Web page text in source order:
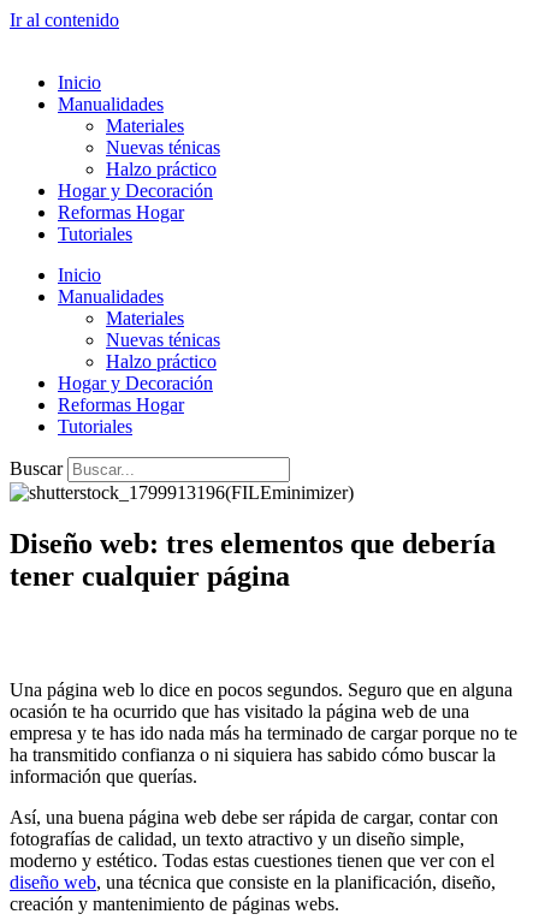
Ir al contenido
Inicio
Manualidades
Materiales
Nuevas ténicas
Halzo práctico
Hogar y Decoración
Reformas Hogar
Tutoriales
Inicio
Manualidades
Materiales
Nuevas ténicas
Halzo práctico
Hogar y Decoración
Reformas Hogar
Tutoriales
Buscar
Diseño web: tres elementos que debería
tener cualquier página
Una página web lo dice en pocos segundos. Seguro que en alguna
ocasión te ha ocurrido que has visitado la página web de una
empresa y te has ido nada más ha terminado de cargar porque no te
ha transmitido confianza o ni siquiera has sabido cómo buscar la
información que querías.
Así, una buena página web debe ser rápida de cargar, contar con
fotografías de calidad, un texto atractivo y un diseño simple,
moderno y estético. Todas estas cuestiones tienen que ver con el
diseño web, una técnica que consiste en la planificación, diseño,
creación y mantenimiento de páginas webs.